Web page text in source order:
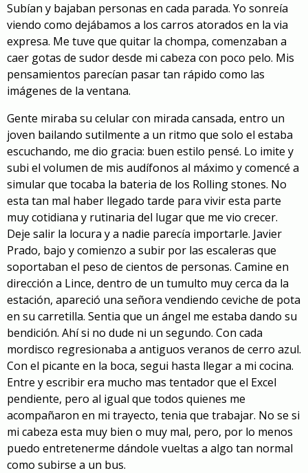
Subían y bajaban personas en cada parada. Yo sonreía
viendo como dejábamos a los carros atorados en la via
expresa. Me tuve que quitar la chompa, comenzaban a
caer gotas de sudor desde mi cabeza con poco pelo. Mis
pensamientos parecían pasar tan rápido como las
imágenes de la ventana.
Gente miraba su celular con mirada cansada, entro un
joven bailando sutilmente a un ritmo que solo el estaba
escuchando, me dio gracia: buen estilo pensé. Lo imite y
subi el volumen de mis audífonos al máximo y comencé a
simular que tocaba la bateria de los Rolling stones. No
esta tan mal haber llegado tarde para vivir esta parte
muy cotidiana y rutinaria del lugar que me vio crecer.
Deje salir la locura y a nadie parecía importarle. Javier
Prado, bajo y comienzo a subir por las escaleras que
soportaban el peso de cientos de personas. Camine en
dirección a Lince, dentro de un tumulto muy cerca da la
estación, apareció una señora vendiendo ceviche de pota
en su carretilla. Sentia que un ángel me estaba dando su
bendición. Ahí si no dude ni un segundo. Con cada
mordisco regresionaba a antiguos veranos de cerro azul.
Con el picante en la boca, segui hasta llegar a mi cocina.
Entre y escribir era mucho mas tentador que el Excel
pendiente, pero al igual que todos quienes me
acompañaron en mi trayecto, tenia que trabajar. No se si
mi cabeza esta muy bien o muy mal, pero, por lo menos
puedo entretenerme dándole vueltas a algo tan normal
como subirse a un bus.